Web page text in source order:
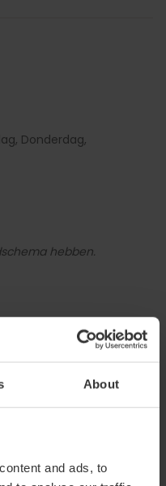
About
and ads, to
Donderdag,
hebben.